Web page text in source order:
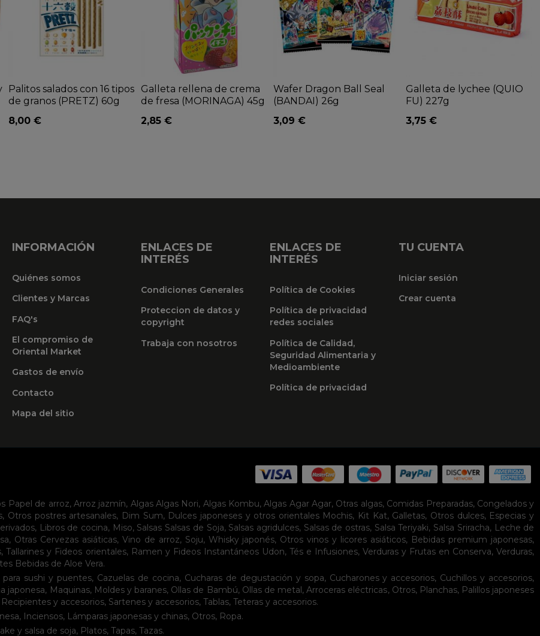
Palitos salados con 16 tipos
de granos (PRETZ) 60g
8,00 €
Galleta rellena de crema
de fresa (MORINAGA) 45g
2,85 €
Wafer Dragon Ball Seal
(BANDAI) 26g
3,09 €
Galleta de lychee (QUIO
FU) 227g
3,75 €
INFORMACIÓN
Quiénes somos
Clientes y Marcas
FAQ's
El compromiso de
Oriental Market
Gastos de envío
Contacto
Mapa del sitio
ENLACES DE
INTERÉS
Condiciones Generales
Proteccion de datos y
copyright
Trabaja con nosotros
ENLACES DE
INTERÉS
Política de Cookies
Política de privacidad
redes sociales
Política de Calidad,
Seguridad Alimentaria y
Medioambiente
Política de privacidad
TU CUENTA
Iniciar sesión
Crear cuenta
Papel de arroz, Arroz jazmín, Algas Algas Nori, Algas Kombu,Algas Agar Agar, Otras algas, Comidas Preparadas, Congelados y
, Otros postres artesanales, Dim Sum, Dulces japoneses y otros orientales Mochis, Kit Kat, Galletas, Otros dulces, Especias y
, Libros de cocina, Miso, Salsas Salsas de Soja, Salsas agridulces, Salsas de ostras, Salsa Teriyaki, Salsa Sriracha, Leche de
, Otras Cervezas asiáticas, Vino de arroz, Soju, Whisky japonés, Otros vinos y licores asiáticos, Bebidas premium japonesas,
,Tallarines y Fideos orientales, Ramen y Fideos Instantáneos Udon, Tés e Infusiones, Verduras y Frutas en Conserva,Verduras,
Bebidas de Aloe Vera.
para sushi y puentes, Cazuelas de cocina, Cucharas de degustación y sopa, Cucharones y accesorios, Cuchillos y accesorios,
japonesa, Maquinas, Moldes y baranes, Ollas de Bambú, Ollas de metal,Arroceras eléctricas, Otros, Planchas, Palillos japoneses
Recipientes y accesorios, Sartenes y accesorios, Tablas, Teteras y accesorios.
, Inciensos, Lámparas japonesas y chinas, Otros, Ropa.
y salsa de soja, Platos, Tapas, Tazas.